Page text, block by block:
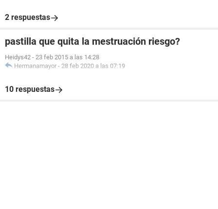
2 respuestas
pastilla que quita la mestruación riesgo?
Heidys42 - 23 feb 2015 a las 14:28
Hermanamayor - 28 feb 2020 a las 07:19
10 respuestas